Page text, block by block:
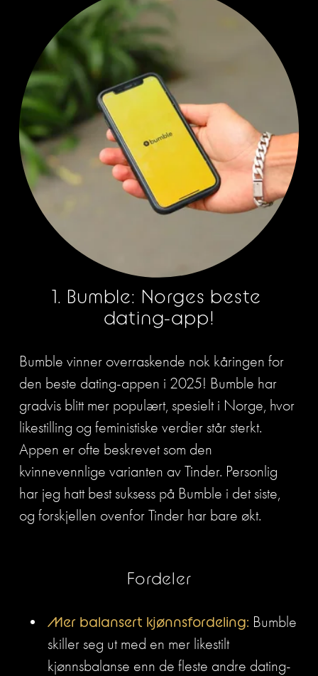
1. Bumble: Norges beste
dating-app!
Bumble vinner overraskende nok kåringen for
den beste dating-appen i 2025! Bumble har
gradvis blitt mer populært, spesielt i Norge, hvor
likestilling og feministiske verdier står sterkt.
Appen er ofte beskrevet som den
kvinnevennlige varianten av Tinder. Personlig
har jeg hatt best suksess på Bumble i det siste,
og forskjellen ovenfor Tinder har bare økt.
Fordeler
Mer balansert kjønnsfordeling: Bumble
skiller seg ut med en mer likestilt
kjønnsbalanse enn de fleste andre dating-